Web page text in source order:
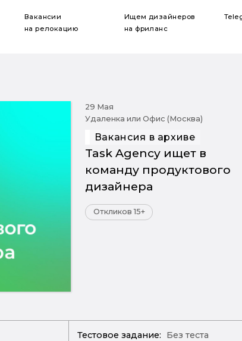
Вакансии
на релокацию
Ищем дизайнеров
на фриланс
29 Мая
Удаленка или Офис (Москва)
Вакансия в архиве
Task Agency ищет в
команду продуктового
дизайнера
Откликов 15+
Тестовое задание: Без теста